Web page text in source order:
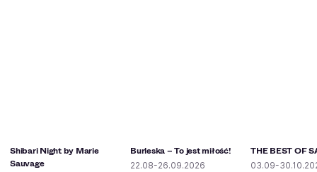
Shibari Night by Marie
Sauvage
Burleska – To jest miłość!
22.08-26.09.2026
THE BEST OF
03.09-